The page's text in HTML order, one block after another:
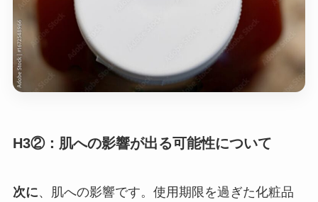
H3②：肌への影響が出る可能性について
次に、肌への影響です。使用期限を過ぎた化粧品